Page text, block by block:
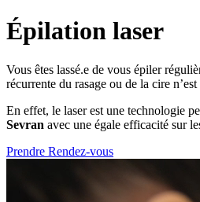
Épilation laser
Vous êtes lassé.e de vous épiler
récurrente du rasage ou de la cire
En effet, le laser est une technologie
Sevran avec une égale efficacité sur
Prendre Rendez-vous